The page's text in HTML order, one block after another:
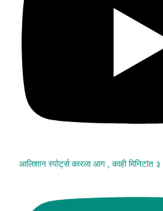
आलिशान स्पोर्ट्स कारला आग , काही